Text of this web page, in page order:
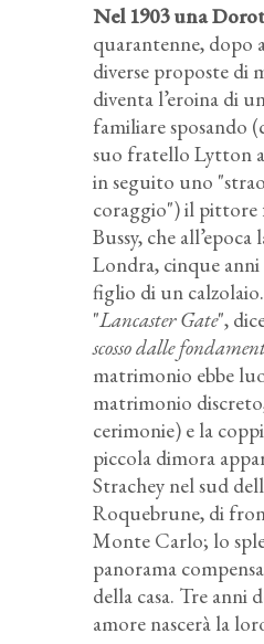
Nel 1903 una
quarantenne, dopo
diverse proposte di
diventa l’eroina di
familiare sposando
suo fratello Lytton
in seguito uno
coraggio") il pittore
Bussy, che all’epoca
Londra, cinque
figlio di un calzolaio.
"Lancaster Gate",
scosso dalle
matrimonio ebbe
matrimonio
cerimonie) e la
piccola dimora
Strachey nel sud
Roquebrune, di
Monte Carlo; lo
panorama
della casa. Tre anni
amore nascerà la